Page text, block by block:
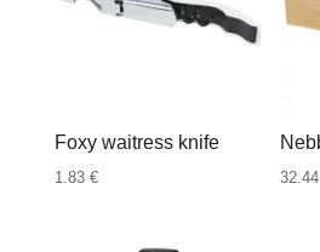
Foxy waitress knife
1.83 €